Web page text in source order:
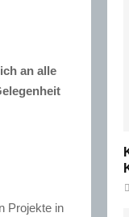
an alle
Projekte in